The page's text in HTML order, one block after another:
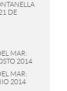
DE
MAR:
2014
MAR:
2014